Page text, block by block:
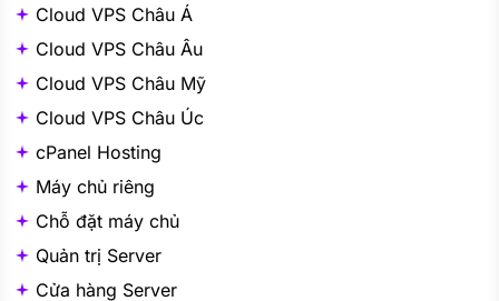
Cloud VPS Châu Á
Cloud VPS Châu Âu
Cloud VPS Châu Mỹ
Cloud VPS Châu Úc
cPanel Hosting
Máy chủ riêng
Chỗ đặt máy chủ
Quản trị Server
Cửa hàng Server